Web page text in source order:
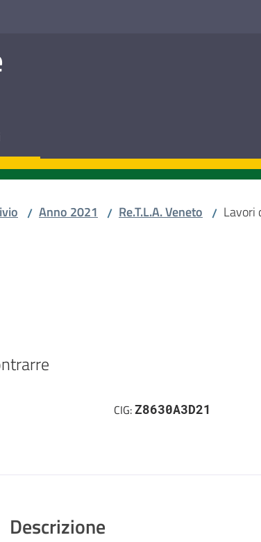
/ Anno 2021 / Re.T.L.A. Veneto / Lavori
CIG:Z8630A3D21
Descrizione